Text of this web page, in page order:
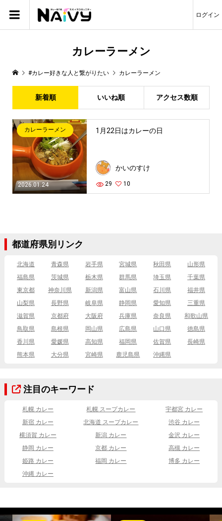
ログイン
カレーラーメン
#カレー好きな人と繋がりたい カレーラーメン
新着順 いいね順 アクセス数順
2026.01.24
カレーラーメン 1月22日はカレーの日
かいのすけ
29 10
都道府県別リンク
北海道 青森県 岩手県 宮城県 秋田県
山形県
福島県
茨城県 栃木県 群馬県 埼玉県
千葉県
東京都
神奈川県 新潟県 富山県 石川県
福井県
山梨県
長野県 岐阜県 静岡県 愛知県
三重県
滋賀県
京都府 大阪府 兵庫県 奈良県
和歌山県
鳥取県
島根県 岡山県 広島県 山口県
徳島県
香川県
愛媛県 高知県 福岡県 佐賀県
長崎県
熊本県
大分県 宮崎県 鹿児島県 沖縄県
注目のキーワード
札幌 カレー 札幌 スープカレー
宇都宮 カレー
新宿 カレー
北海道 スープカレー
渋谷 カレー
横須賀 カレー
新潟 カレー
金沢 カレー
静岡 カレー
京都 カレー
高槻 カレー
姫路 カレー
福岡 カレー
博多 カレー
沖縄 カレー